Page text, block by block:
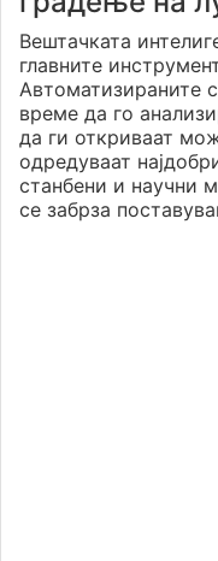
Вештачката
главните
Автоматизираните
време да го
да ги откриваат
одредуваат
станбени и научни
се забрза